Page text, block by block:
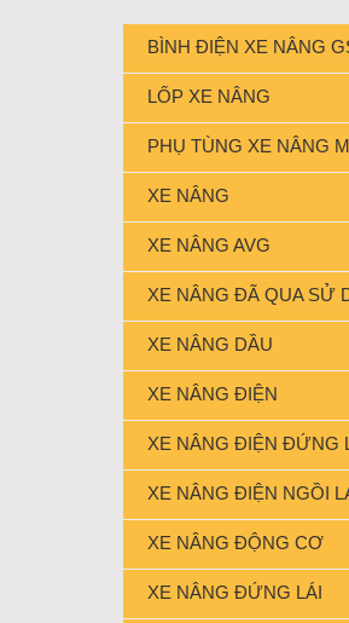
BÌNH ĐIỆN XE NÂNG
LỐP XE NÂNG
PHỤ TÙNG XE NÂNG
XE NÂNG
XE NÂNG AVG
XE NÂNG ĐÃ QUA SỬ
XE NÂNG DẦU
XE NÂNG ĐIỆN
XE NÂNG ĐIỆN ĐỨNG
XE NÂNG ĐIỆN NGỒI
XE NÂNG ĐỘNG CƠ
XE NÂNG ĐỨNG LÁI